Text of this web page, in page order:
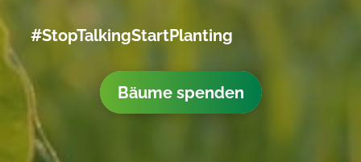
#StopTalkingStartPlanting
Bäume spenden